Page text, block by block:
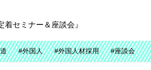
セミナー＆座談会』
#外国人 #外国人材採用 #座談会